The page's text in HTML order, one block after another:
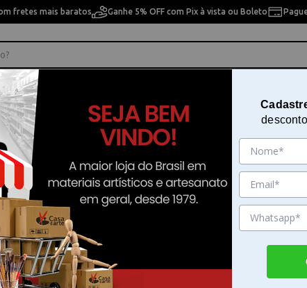
fretes mais baratos Ganhe 5% OFF com Pix à vista ou Boleto
Pintura
Twist Trimmer We R Memory keepers - 70959-6
Guilhotina Magnética 8
Twist Trimmer We R Memory
70959-6